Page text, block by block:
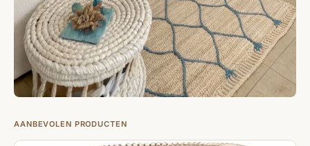
AANBEVOLEN PRODUCTEN